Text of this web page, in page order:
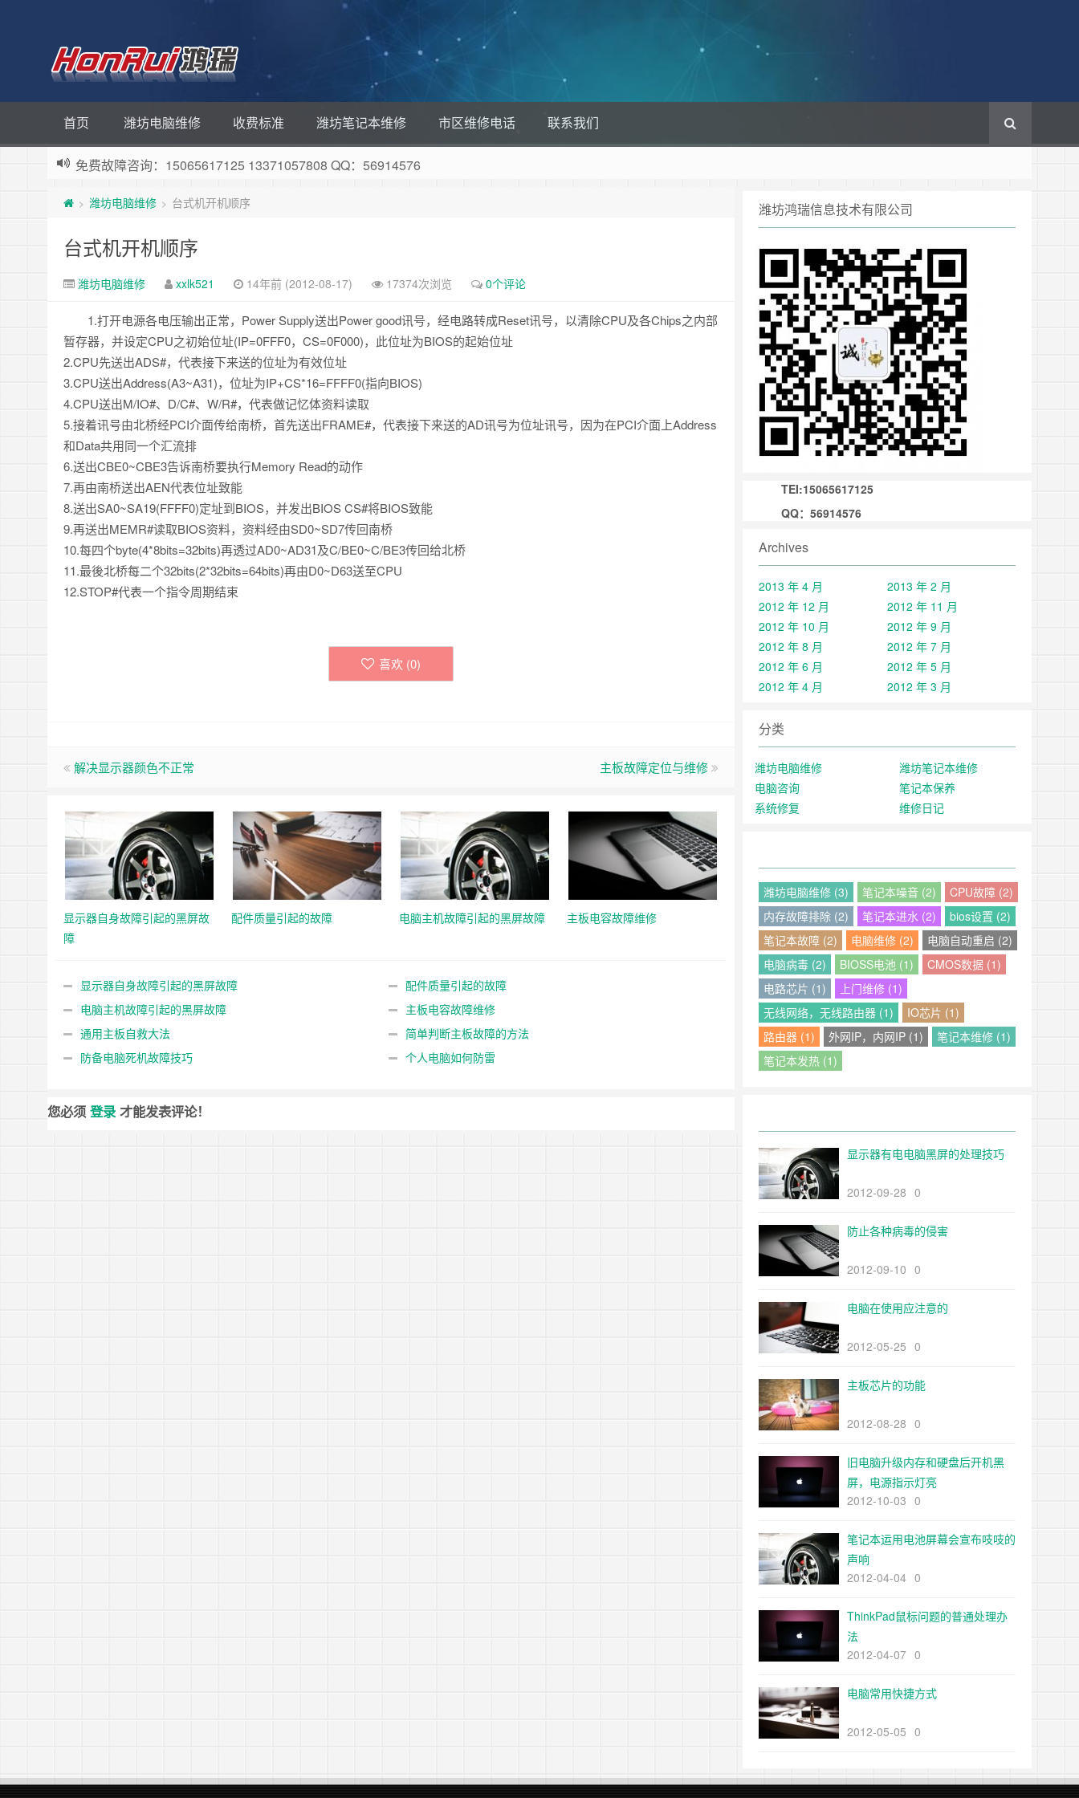
首页 潍坊电脑维修 收费标准 潍坊笔记本维修 市区维修电话 联系我们
免费故障咨询：15065617125 13371057808 QQ：56914576
> 潍坊电脑维修 > 台式机开机顺序
台式机开机顺序
潍坊电脑维修 xxlk521 14年前 (2012-08-17) 17374次浏览 0个评论
1.打开电源各电压输出正常，Power Supply送出Power good讯号，经电路转成Reset讯号，以清除CPU及各Chips之内部
暂存器，并设定CPU之初始位址(IP=0FFF0，CS=0F000)，此位址为BIOS的起始位址
2.CPU先送出ADS#，代表接下来送的位址为有效位址
3.CPU送出Address(A3~A31)，位址为IP+CS*16=FFFF0(指向BIOS)
4.CPU送出M/IO#、D/C#、W/R#，代表做记忆体资料读取
5.接着讯号由北桥经PCI介面传给南桥，首先送出FRAME#，代表接下来送的AD讯号为位址讯号，因为在PCI介面上Address
和Data共用同一个汇流排
6.送出CBE0~CBE3告诉南桥要执行Memory Read的动作
7.再由南桥送出AEN代表位址致能
8.送出SA0~SA19(FFFF0)定址到BIOS，并发出BIOS CS#将BIOS致能
9.再送出MEMR#读取BIOS资料，资料经由SD0~SD7传回南桥
10.每四个byte(4*8bits=32bits)再透过AD0~AD31及C/BE0~C/BE3传回给北桥
11.最後北桥每二个32bits(2*32bits=64bits)再由D0~D63送至CPU
12.STOP#代表一个指令周期结束
喜欢 (0)
解决显示器颜色不正常 主板故障定位与维修
显示器自身故障引起的黑屏故
障
配件质量引起的故障 电脑主机故障引起的黑屏故障 主板电容故障维修
显示器自身故障引起的黑屏故障
配件质量引起的故障
电脑主机故障引起的黑屏故障
主板电容故障维修
通用主板自救大法
简单判断主板故障的方法
防备电脑死机故障技巧
个人电脑如何防雷
您必须 登录才能发表评论！
潍坊鸿瑞信息技术有限公司
TEI:15065617125
QQ：56914576
Archives
2013 年 4 月
2013 年 2 月
2012 年 12 月
2012 年 11 月
2012 年 10 月
2012 年 9 月
2012 年 8 月
2012 年 7 月
2012 年 6 月
2012 年 5 月
2012 年 4 月
2012 年 3 月
分类
潍坊电脑维修
潍坊笔记本维修
电脑咨询
笔记本保养
系统修复
维修日记
潍坊电脑维修 (3) 笔记本噪音 (2)
CPU故障 (2)
内存故障排除 (2)
笔记本进水 (2)
bios设置 (2)
笔记本故障 (2)
电脑维修 (2)
电脑自动重启 (2)
电脑病毒 (2)
BIOSS电池 (1)
CMOS数据 (1)
电路芯片 (1)
上门维修 (1)
无线网络，无线路由器 (1)
IO芯片 (1)
路由器 (1)
外网IP，内网IP (1)
笔记本维修 (1)
笔记本发热 (1)
显示器有电电脑黑屏的处理技巧
2012-09-28 0
防止各种病毒的侵害
2012-09-10 0
电脑在使用应注意的
2012-05-25 0
主板芯片的功能
2012-08-28 0
旧电脑升级内存和硬盘后开机黑
屏，电源指示灯亮
2012-10-03 0
笔记本运用电池屏幕会宣布吱吱的
声响
2012-04-04 0
ThinkPad鼠标问题的普通处理办
法
2012-04-07 0
电脑常用快捷方式
2012-05-05 0